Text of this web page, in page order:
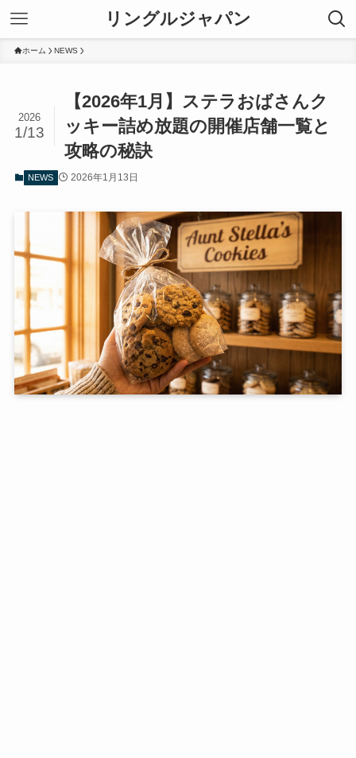
リングルジャパン
ホーム NEWS
【2026年1月】ステラおばさんク
ッキー詰め放題の開催店舗一覧と
攻略の秘訣
2026
1/13
NEWS 2026年1月13日